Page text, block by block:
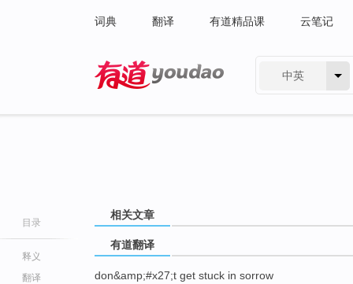
词典 翻译 有道精品课 云笔记
中英
目录
释义
翻译
相关文章
有道翻译
don&amp;#x27;t get stuck in sorrow